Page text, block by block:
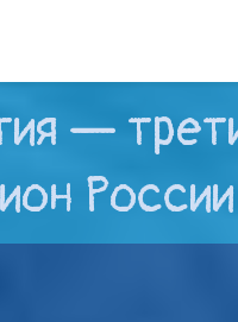
—
России